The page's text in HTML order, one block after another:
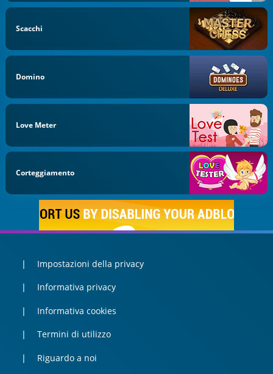
Scacchi
Domino
Love Meter
Corteggiamento
Impostazioni della privacy
Informativa privacy
Informativa cookies
Termini di utilizzo
Riguardo a noi